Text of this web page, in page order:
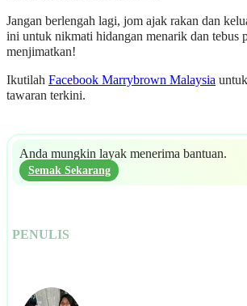
Jangan berlengah lagi, jom ajak rakan dan
ini untuk nikmati hidangan menarik dan tebus
menjimatkan!
Ikutilah Facebook Marrybrown Malaysia
tawaran terkini.
Anda mungkin layak menerima bantuan.
Semak Sekarang
PENULIS